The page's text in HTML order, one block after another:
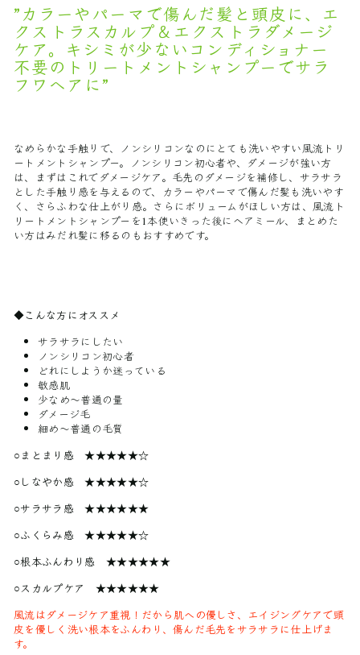
”カラーやパーマで傷んだ髪と頭皮に、エ
クストラスカルプ＆エクストラダメージ
ケア。キシミが少ないコンディショナー
不要のトリートメントシャンプーでサラ
フワヘアに”
なめらかな手触りで、ノンシリコンなのにとても洗いやすい風流トリ
ートメントシャンプー。ノンシリコン初心者や、ダメージが強い方
は、まずはこれでダメージケア。毛先のダメージを補修し、サラサラ
とした手触り感を与えるので、カラーやパーマで傷んだ髪も洗いやす
く、さらふわな仕上がり感。さらにボリュームがほしい方は、風流ト
リートメントシャンプーを1本使いきった後にヘアミール、まとめた
い方はみだれ髪に移るのもおすすめです。
◆こんな方にオススメ
サラサラにしたい
ノンシリコン初心者
どれにしようか迷っている
敏感肌
少なめ～普通の量
ダメージ毛
細め～普通の毛質
○まとまり感★★★★★☆
○しなやか感 ★★★★★☆
○サラサラ感 ★★★★★★
○ふくらみ感 ★★★★★☆
○根本ふんわり感
★★★★★★
○スカルプケア
★★★★★★
風流はダメージケア重視！だから肌への優しさ、エイジングケアで頭
皮を優しく洗い根本をふんわり、傷んだ毛先をサラサラに仕上げま
す。